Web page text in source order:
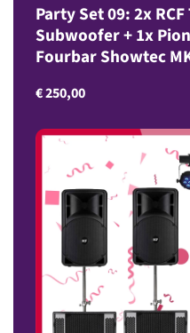
Party Set 09: 2x
Subwoofer + 1x
Fourbar Showtec
€250,00